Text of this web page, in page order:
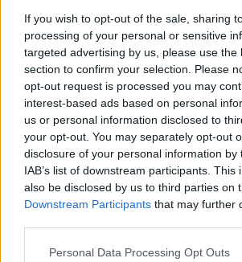
If you wish to opt-out of the sale, sharing
processing of your personal or sensitive
targeted advertising by us, please use the
section to confirm your selection. Please
opt-out request is processed you may
interest-based ads based on personal
us or personal information disclosed to
your opt-out. You may separately opt-out
disclosure of your personal information by
IAB’s list of downstream participants. This
also be disclosed by us to third parties on
Downstream Participants that may further
Personal Data Processing Opt Outs
La Audiencia de Navarra
años y 3 meses de cárcel a
miembros de "La
la violación de San Fermín
PorMiriam Rosco
Más artículos de este autor